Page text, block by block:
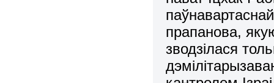
прапанова,
зводзілася